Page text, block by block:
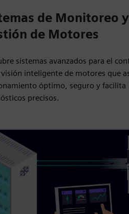
de Monitoreo y
de Motores
sistemas avanzados para el
inteligente de motores que
óptimo, seguro y facilita
precisos.